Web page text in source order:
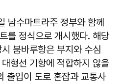
남수마트라주 정부와 함께
를 정식으로 개시했다. 해당
붐바루항은 부지와 수심
형선 기항에 적합하지 않을
출입이 도로 혼잡과 교통사